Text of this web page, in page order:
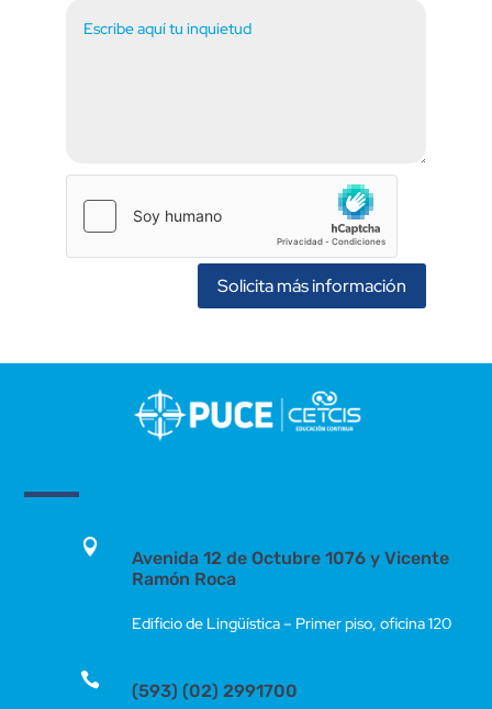
Solicita más información

Avenida 12 de Octubre 1076 y Vicente
Ramón Roca
Edificio de Lingüística – Primer piso, oficina 120

(593) (02) 2991700